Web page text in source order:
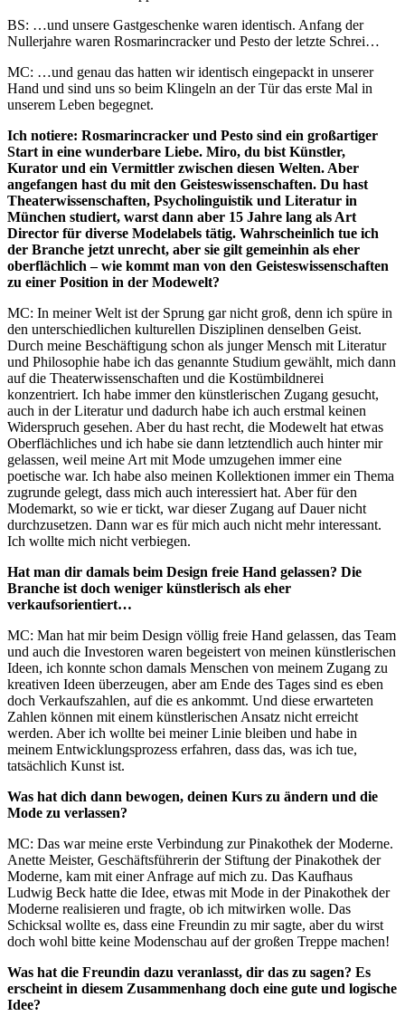
BS: …und unsere Gastgeschenke waren identisch. Anfang der
Nullerjahre waren Rosmarincracker und Pesto der letzte Schrei…
MC: …und genau das hatten wir identisch eingepackt in unserer
Hand und sind uns so beim Klingeln an der Tür das erste Mal in
unserem Leben begegnet.
Ich notiere: Rosmarincracker und Pesto sind ein großartiger
Start in eine wunderbare Liebe. Miro, du bist Künstler,
Kurator und ein Vermittler zwischen diesen Welten. Aber
angefangen hast du mit den Geisteswissenschaften. Du hast
Theaterwissenschaften, Psycholinguistik und Literatur in
München studiert, warst dann aber 15 Jahre lang als Art
Director für diverse Modelabels tätig. Wahrscheinlich tue ich
der Branche jetzt unrecht, aber sie gilt gemeinhin als eher
oberflächlich – wie kommt man von den Geisteswissenschaften
zu einer Position in der Modewelt?
MC: In meiner Welt ist der Sprung gar nicht groß, denn ich spüre in
den unterschiedlichen kulturellen Disziplinen denselben Geist.
Durch meine Beschäftigung schon als junger Mensch mit Literatur
und Philosophie habe ich das genannte Studium gewählt, mich dann
auf die Theaterwissenschaften und die Kostümbildnerei
konzentriert. Ich habe immer den künstlerischen Zugang gesucht,
auch in der Literatur und dadurch habe ich auch erstmal keinen
Widerspruch gesehen. Aber du hast recht, die Modewelt hat etwas
Oberflächliches und ich habe sie dann letztendlich auch hinter mir
gelassen, weil meine Art mit Mode umzugehen immer eine
poetische war. Ich habe also meinen Kollektionen immer ein Thema
zugrunde gelegt, dass mich auch interessiert hat. Aber für den
Modemarkt, so wie er tickt, war dieser Zugang auf Dauer nicht
durchzusetzen. Dann war es für mich auch nicht mehr interessant.
Ich wollte mich nicht verbiegen.
Hat man dir damals beim Design freie Hand gelassen? Die
Branche ist doch weniger künstlerisch als eher
verkaufsorientiert…
MC: Man hat mir beim Design völlig freie Hand gelassen, das Team
und auch die Investoren waren begeistert von meinen künstlerischen
Ideen, ich konnte schon damals Menschen von meinem Zugang zu
kreativen Ideen überzeugen, aber am Ende des Tages sind es eben
doch Verkaufszahlen, auf die es ankommt. Und diese erwarteten
Zahlen können mit einem künstlerischen Ansatz nicht erreicht
werden. Aber ich wollte bei meiner Linie bleiben und habe in
meinem Entwicklungsprozess erfahren, dass das, was ich tue,
tatsächlich Kunst ist.
Was hat dich dann bewogen, deinen Kurs zu ändern und die
Mode zu verlassen?
MC: Das war meine erste Verbindung zur Pinakothek der Moderne.
Anette Meister, Geschäftsführerin der Stiftung der Pinakothek der
Moderne, kam mit einer Anfrage auf mich zu. Das Kaufhaus
Ludwig Beck hatte die Idee, etwas mit Mode in der Pinakothek der
Moderne realisieren und fragte, ob ich mitwirken wolle. Das
Schicksal wollte es, dass eine Freundin zu mir sagte, aber du wirst
doch wohl bitte keine Modenschau auf der großen Treppe machen!
Was hat die Freundin dazu veranlasst, dir das zu sagen? Es
erscheint in diesem Zusammenhang doch eine gute und logische
Idee?